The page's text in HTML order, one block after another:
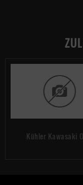
Kühler Kawasaki